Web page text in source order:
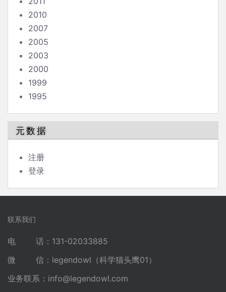
2010
2007
2005
2003
2000
1999
1995
元数据
注册
登录
联系我们
电 话：131-02033885
微 信：legendowl（科学猫头鹰01）
业务联系： info@legendowl.com